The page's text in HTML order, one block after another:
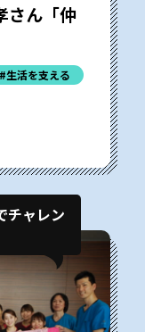
さん「仲
#生活を支える
チャレン